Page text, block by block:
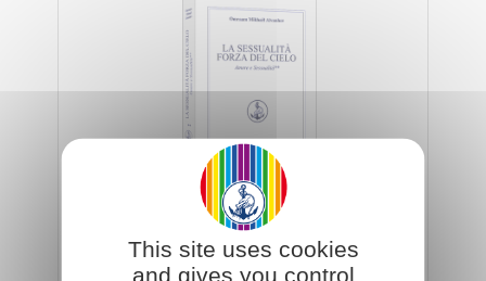
Un nuovo sguardo sull'amore che lega all'intero
universo, alla bellezza della terra, del cielo, del sole,
delle costellazioni...
This site uses cookies
and gives you control